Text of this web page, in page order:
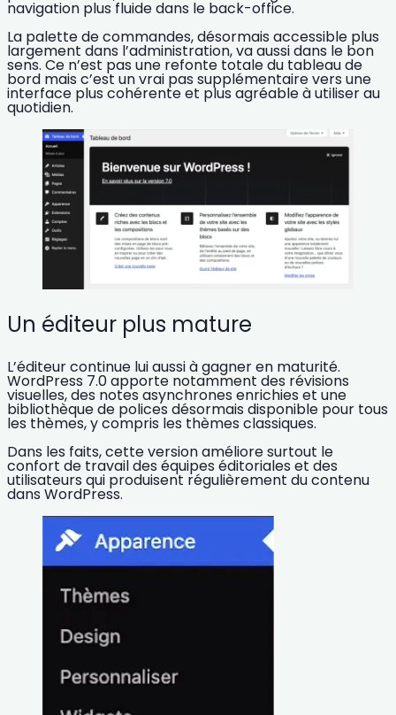
navigation plus fluide dans le back-office.
La palette de commandes, désormais accessible plus
largement dans l’administration, va aussi dans le bon
sens. Ce n’est pas une refonte totale du tableau de
bord mais c’est un vrai pas supplémentaire vers une
interface plus cohérente et plus agréable à utiliser au
quotidien.
Un éditeur plus mature
L’éditeur continue lui aussi à gagner en maturité.
WordPress 7.0 apporte notamment des révisions
visuelles, des notes asynchrones enrichies et une
bibliothèque de polices désormais disponible pour tous
les thèmes, y compris les thèmes classiques.
Dans les faits, cette version améliore surtout le
confort de travail des équipes éditoriales et des
utilisateurs qui produisent régulièrement du contenu
dans WordPress.